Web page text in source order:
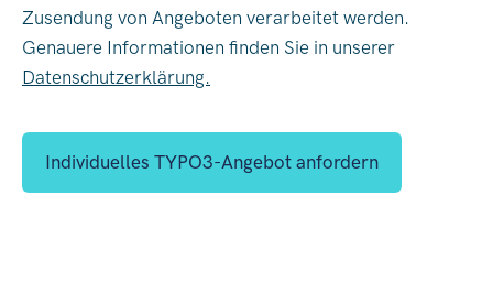
Zusendung von Angeboten verarbeitet werden.
Genauere Informationen finden Sie in unserer
Datenschutzerklärung.